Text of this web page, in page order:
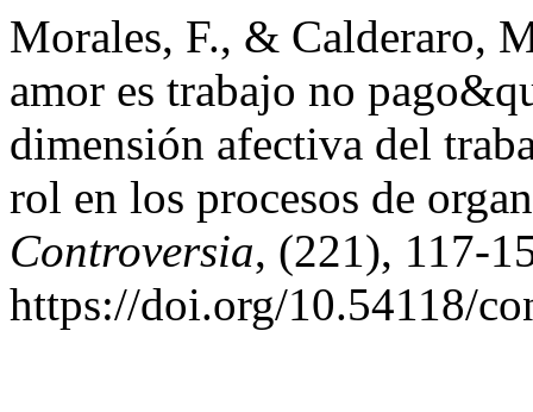
Morales, F., & Calderaro,
amor es trabajo no
dimensión afectiva del
rol en los procesos de
Controversia, (221), 117-
https://doi.org/10.54118/